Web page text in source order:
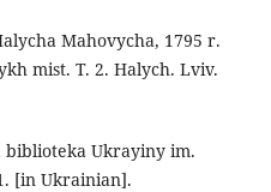
Mahovycha, 1795 r.
mist. T. 2. Halych. Lviv.
biblioteka Ukrayiny im.
[in Ukrainian].